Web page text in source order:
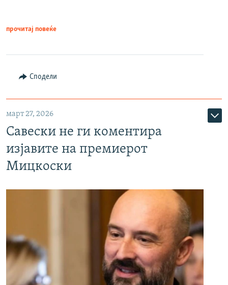
прочитај повеќе
Сподели
март 27, 2026
Савески не ги коментира
изјавите на премиерот
Мицкоски